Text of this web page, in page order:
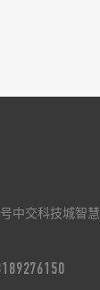
中交科技城智慧